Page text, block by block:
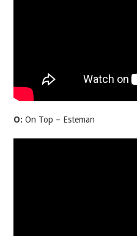
O:On Top – Esteman